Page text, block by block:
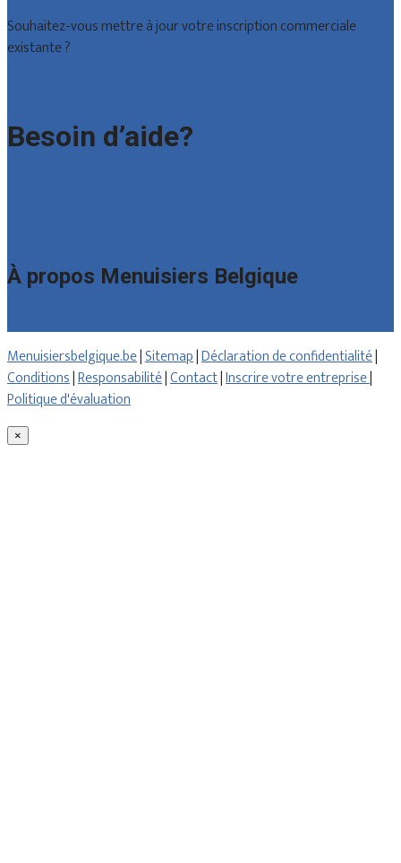
Souhaitez-vous mettre à jour votre inscription commerciale
existante ?
Besoin d’aide?
À propos Menuisiers Belgique
Menuisiersbelgique.be|Sitemap|Déclaration de confidentialité|
Conditions|Responsabilité|Contact|Inscrire votre entreprise|
Politique d'évaluation
×